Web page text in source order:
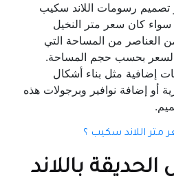
تصميم رسومات اللاند سكيب
كان سعر متر النخيل
العناصر من المساحة التي
السعر بحسب حجم المساحة.
إضافية مثل بناء أشكال
إضافة نوافير وبرجولات هذه
اللاند سكيب ؟
باللاند